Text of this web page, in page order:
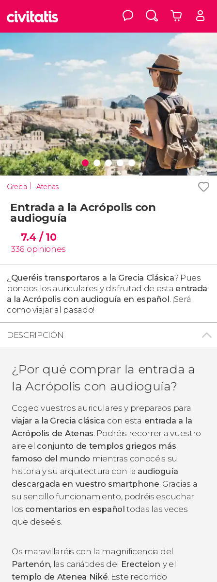
Grecia Atenas
Entrada a la Acrópolis con
audioguía
7.4 / 10
336 opiniones
¿ Queréis transportaros a la Grecia Clásica? Pues
poneos los auriculares y disfrutad de esta entrada
a la Acrópolis con audioguía en español. ¡Será
como viajar al pasado!
DESCRIPCIÓN
¿Por qué comprar la entrada a
la Acrópolis con audioguía?
Coged vuestros auriculares y preparaos para
viajar a la Grecia clásica con esta entrada a la
Acrópolis de Atenas. Podréis recorrer a vuestro
aire el conjunto de templos griegos más
famoso del mundo mientras conocéis su
historia y su arquitectura con la audioguía
descargada en vuestro smartphone. Gracias a
su sencillo funcionamiento, podréis escuchar
los comentarios en español todas las veces
que deseéis.
Os maravillaréis con la magnificencia del
Partenón, las cariátides del Erecteion y el
templo de Atenea Niké. Este recorrido